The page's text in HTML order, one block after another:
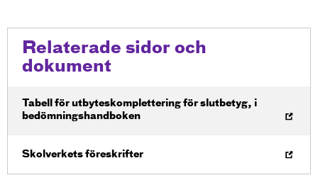
fönster
Relaterade sidor och
dokument
Öppna i nytt fönster
Tabell för utbyteskomplettering för slutbetyg, i
bedömningshandboken
Öppna i nytt fönster
Skolverkets föreskrifter